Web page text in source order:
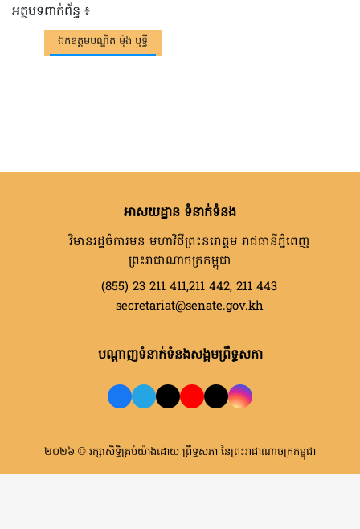
អត្ថបទពាក់ព័ន្ធ ៖
ឯកឧត្តមបណ្ឌិត ម៉ុង ឫទ្ធី
អាសយដ្ឋាន ទំនាក់ទំនង
វិមានរដ្ឋចំការមន មហាវិថីព្រះនរោត្តម រាជធានីភ្នំពេញ
ព្រះរាជាណាចក្រកម្ពុជា
(855) 23 211 411,211 442, 211 443
secretariat@senate.gov.kh
បណ្តាញទំនាក់ទំនងសង្គមព្រឹទ្ធសភា
២០២៦ © រក្សាសិទ្ធិគ្រប់យ៉ាងដោយ ព្រឹទ្ធសភា នៃព្រះរាជាណាចក្រកម្ពុជា